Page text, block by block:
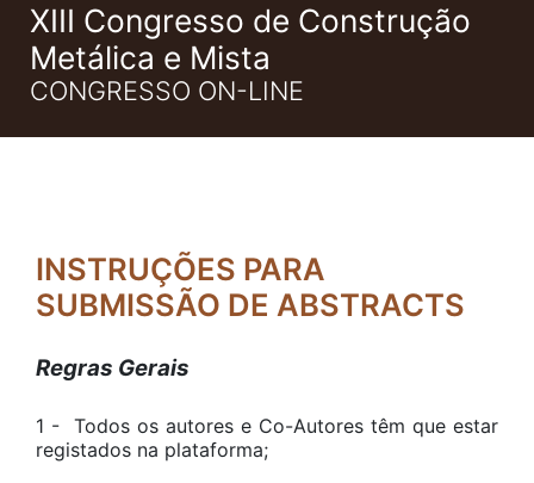
XIII Congresso de Construção
Metálica e Mista
CONGRESSO ON-LINE
INSTRUÇÕES PARA
SUBMISSÃO DE ABSTRACTS
Regras Gerais
1 - Todos os autores e Co-Autores têm que estar
registados na plataforma;